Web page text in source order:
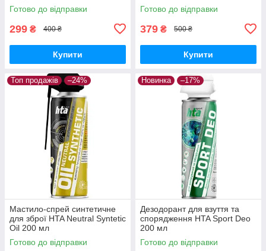
Готово до відправки
299 ₴ 400 ₴
Купити
Готово до відправки
379 ₴ 500 ₴
Купити
Топ продажів –24%
Мастило-спрей синтетичне
для зброї HTA Neutral Syntetic
Oil 200 мл
Готово до відправки
Новинка –17%
Дезодорант для взуття та
спорядження HTA Sport Deo
200 мл
Готово до відправки